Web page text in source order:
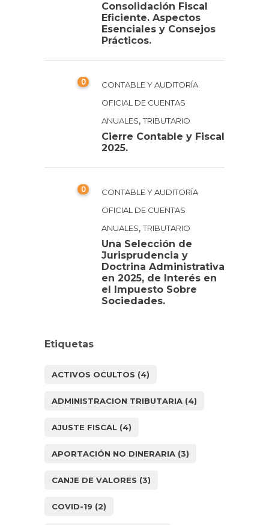
Consolidación Fiscal
Eficiente. Aspectos
Esenciales y Consejos
Prácticos.
0
CONTABLE Y AUDITORÍA
OFICIAL DE CUENTAS
ANUALES,TRIBUTARIO
Cierre Contable y Fiscal
2025.
0
CONTABLE Y AUDITORÍA
OFICIAL DE CUENTAS
ANUALES,TRIBUTARIO
Una Selección de
Jurisprudencia y
Doctrina Administrativa
en 2025, de Interés en
el Impuesto Sobre
Sociedades.
Etiquetas
ACTIVOS OCULTOS (4)
ADMINISTRACION TRIBUTARIA (4)
AJUSTE FISCAL (4)
APORTACIÓN NO DINERARIA (3)
CANJE DE VALORES (3)
COVID-19 (2)